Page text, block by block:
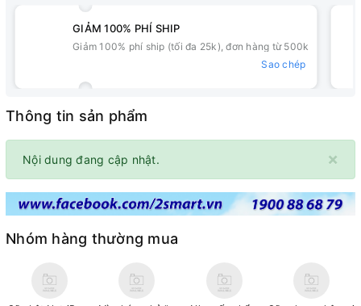
GIẢM 100% PHÍ SHIP
Giảm 100% phí ship (tối đa 25k), đơn hàng từ 500k
Sao chép
Thông tin sản phẩm
×
Nội dung đang cập nhật.
Nhóm hàng thường mua